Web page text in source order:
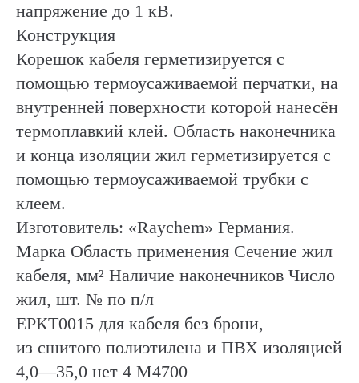
напряжение до 1 кВ.
Конструкция
Корешок кабеля герметизируется с
помощью термоусаживаемой перчатки, на
внутренней поверхности которой нанесён
термоплавкий клей. Область наконечника
и конца изоляции жил герметизируется с
помощью термоусаживаемой трубки с
клеем.
Изготовитель: «Raychem» Германия.
Марка Область применения Сечение жил
кабеля, мм² Наличие наконечников Число
жил, шт. № по п/л
ЕРКТ0015 для кабеля без брони,
из сшитого полиэтилена и ПВХ изоляцией
4,0—35,0 нет 4 М4700